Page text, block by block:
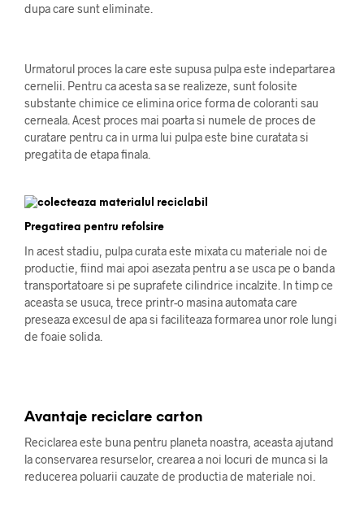
dupa care sunt eliminate.
Urmatorul proces la care este supusa pulpa este indepartarea
cernelii. Pentru ca acesta sa se realizeze, sunt folosite
substante chimice ce elimina orice forma de coloranti sau
cerneala. Acest proces mai poarta si numele de proces de
curatare pentru ca in urma lui pulpa este bine curatata si
pregatita de etapa finala.
Pregatirea pentru refolsire
In acest stadiu, pulpa curata este mixata cu materiale noi de
productie, fiind mai apoi asezata pentru a se usca pe o banda
transportatoare si pe suprafete cilindrice incalzite. In timp ce
aceasta se usuca, trece printr-o masina automata care
preseaza excesul de apa si faciliteaza formarea unor role lungi
de foaie solida.
Avantaje reciclare carton
Reciclarea este buna pentru planeta noastra, aceasta ajutand
la conservarea resurselor, crearea a noi locuri de munca si la
reducerea poluarii cauzate de productia de materiale noi.